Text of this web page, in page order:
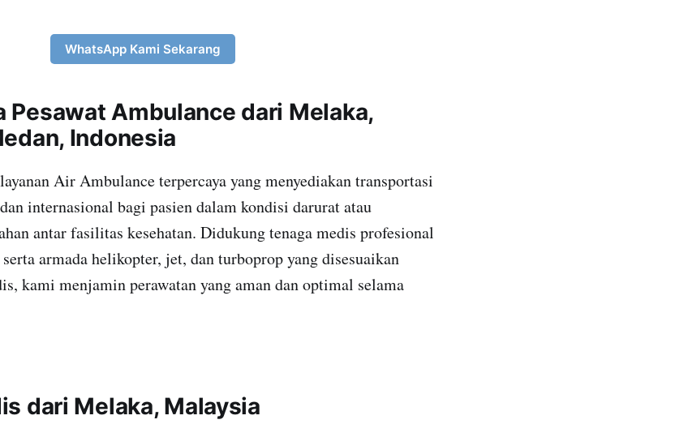
WhatsApp Kami Sekarang
Pesawat Ambulance dari Melaka,
Indonesia
Air Ambulance terpercaya yang menyediakan transportasi
internasional bagi pasien dalam kondisi darurat atau
antar fasilitas kesehatan. Didukung tenaga medis profesional
armada helikopter, jet, dan turboprop yang disesuaikan
kami menjamin perawatan yang aman dan optimal selama
dari Melaka, Malaysia